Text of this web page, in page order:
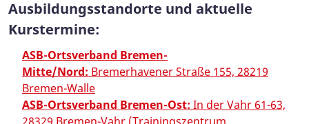
Ausbildungsstandorte und aktuelle
Kurstermine:
ASB-Ortsverband Bremen-
Mitte/Nord: Bremerhavener Straße 155, 28219
Bremen-Walle
ASB-Ortsverband Bremen-Ost: In der Vahr 61-63,